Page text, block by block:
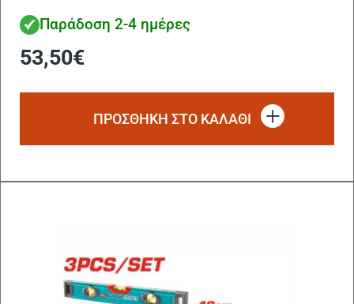
Παράδοση 2-4 ημέρες
53,50€
ΠΡΟΣΘΗΚΗ ΣΤΟ ΚΑΛΑΘΙ